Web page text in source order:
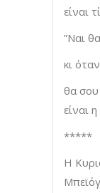
είναι
”Ναι
κι
θα σου
είναι
*****
Η